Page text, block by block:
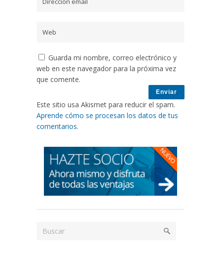
Guarda mi nombre, correo electrónico y
web en este navegador para la próxima vez
que comente.
Este sitio usa Akismet para reducir el spam.
Aprende cómo se procesan los datos de tus
comentarios.